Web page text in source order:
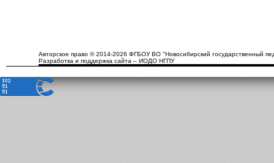
Авторское право © 2014-2026 ФГБОУ ВО "Новосибирский государственный
Разработка и поддержка сайта – ИОДО НГПУ